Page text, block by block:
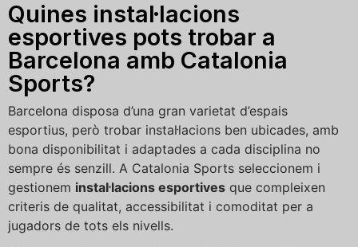
Quines instal·lacions
esportives pots trobar a
Barcelona amb Catalonia
Sports?
Barcelona disposa d’una gran varietat d’espais
esportius, però trobar instal·lacions ben ubicades, amb
bona disponibilitat i adaptades a cada disciplina no
sempre és senzill. A Catalonia Sports seleccionem i
gestionem instal·lacions esportives que compleixen
criteris de qualitat, accessibilitat i comoditat per a
jugadors de tots els nivells.